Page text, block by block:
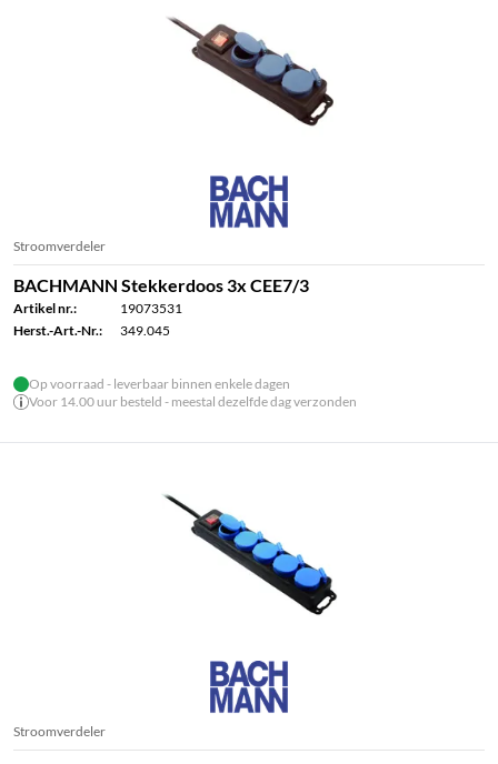
Stroomverdeler
BACHMANN Stekkerdoos 3x CEE7/3
Artikel nr.:
19073531
Herst.-Art.-Nr.:
349.045
Op voorraad - leverbaar binnen enkele dagen
Voor 14.00 uur besteld - meestal dezelfde dag verzonden
Stroomverdeler